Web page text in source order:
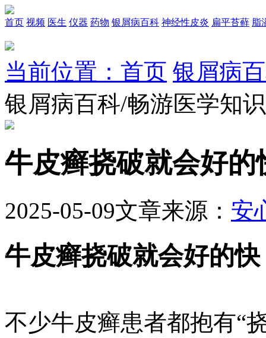
首页 视频 医生 仪器 药物 银屑病百科 神经性皮炎 扁平苔藓 脂
当前位置：首页 银屑病
银屑病百科/畅游医学知
牛皮癣挠破就会好的
2025-05-09文章来源： 安
牛皮癣挠破就会好的快
不少牛皮癣患者都抱有“